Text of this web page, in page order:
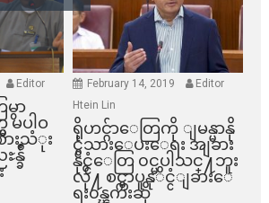
Editor
ာ
မပါဝ
းသံုး
န္ခ်ဳ
February 14, 2019
Editor
Htein Lin
ရိုဟင္ဂ်ာေတြကို ျမန္မာနို
င္ငံသားေပးေရး အျခား
နိုင္ငံေတြ ၀င္မပါသင္႔ဘူး
လို႔ စင္ကာပူနုိင္ငံျခားေ
ရး၀န္ၾကီးဆို